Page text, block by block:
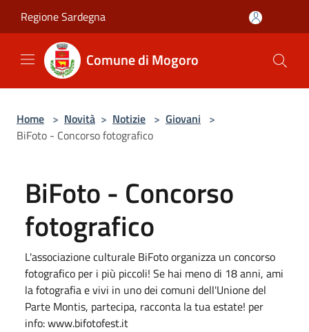
Regione Sardegna
Comune di Mogoro
Home > Novità > Notizie > Giovani >
BiFoto - Concorso fotografico
BiFoto - Concorso
fotografico
L'associazione culturale BiFoto organizza un concorso
fotografico per i più piccoli! Se hai meno di 18 anni, ami
la fotografia e vivi in uno dei comuni dell'Unione del
Parte Montis, partecipa, racconta la tua estate! per
info: www.bifotofest.it